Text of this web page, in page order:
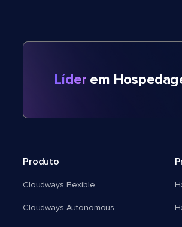
Líder em
Produto
Cloudways Flexible
Cloudways Autonomous